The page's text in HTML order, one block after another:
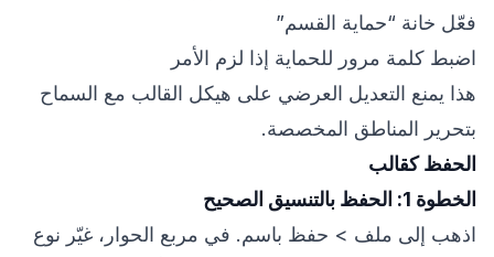
فعّل خانة “حماية القسم”
اضبط كلمة مرور للحماية إذا لزم الأمر
هذا يمنع التعديل العرضي على هيكل القالب مع السماح
بتحرير المناطق المخصصة.
الحفظ كقالب
الخطوة 1: الحفظ بالتنسيق الصحيح
اذهب إلى ملف > حفظ باسم. في مربع الحوار، غيّر نوع